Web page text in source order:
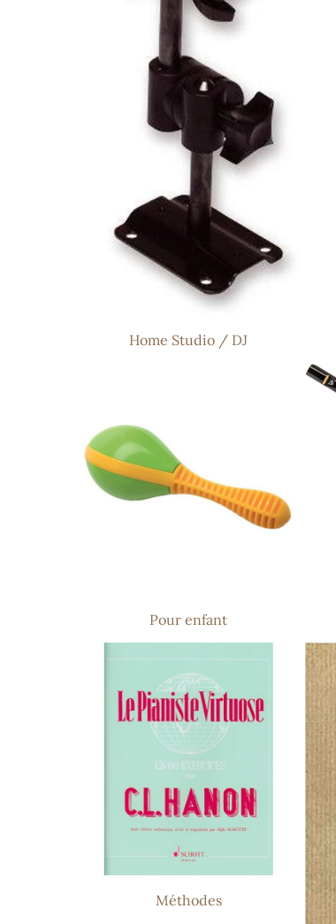
Home Studio / DJ
Pour enfant
Méthodes